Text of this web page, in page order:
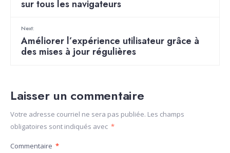
sur tous les navigateurs
Next:
Améliorer l’expérience utilisateur grâce à
des mises à jour régulières
Laisser un commentaire
Votre adresse courriel ne sera pas publiée. Les champs
obligatoires sont indiqués avec *
Commentaire *